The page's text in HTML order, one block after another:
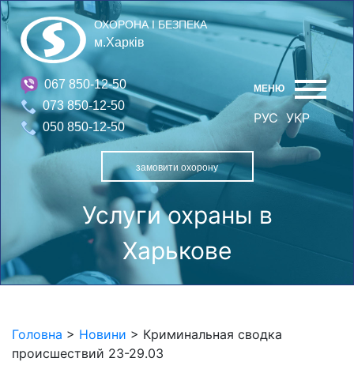
ОХОРОНА І БЕЗПЕКА
м.Харків
067 850-12-50
073 850-12-50
050 850-12-50
МЕНЮ
РУС УКР
замовити охорону
Услуги охраны в
Харькове
Головна > Новини > Криминальная сводка
происшествий 23-29.03